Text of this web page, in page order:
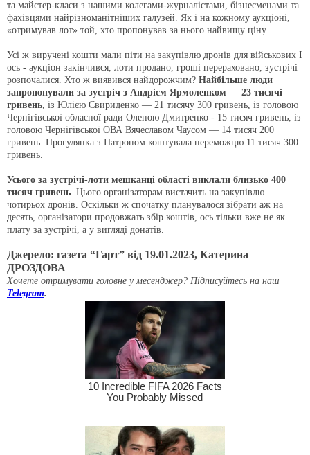
та майстер-класи з нашими колегами-журналістами, бізнесменами та
фахівцями найрізноманітніших галузей. Як і на кожному аукціоні,
«отримував лот» той, хто пропо­нував за нього найвищу ціну.
Усі ж виручені кошти мали піти на заку­півлю дронів для військових І
ось - аукціон закінчився, лоти прода­но, гроші перераховано, зустрі­чі
розпочалися. Хто ж виявився найдорожчим? Найбільше люди
запропонували за зустріч з Андрієм Ярмоленком — 23 тися­чі
гривень , із Юлією Свириденко — 21 тисячу 300 гривень, із головою
Чернігівської обласної ради Оленою Дмитренко - 15 тисяч гривень, із
головою Чер­нігівської ОВА Вячеславом Ча­усом — 14 тисяч 200
гривень. Прогулянка з Патроном кошту­вала переможцю 11 тисяч 300
гривень.
Усього за зустрічі-лоти меш­канці області виклали близько 400
тисяч гривень . Цього орга­нізаторам вистачить на закупів­лю
чотирьох дронів. Оскільки ж спочатку планувалося зібрати аж на
десять, організатори продов­жать збір коштів, ось тільки вже не як
плату за зустрічі, а у вигля­ді донатів.
Джерело: газета “Гарт” від 19.01.2023, Катерина
ДРОЗДОВА
Хочете отримувати головне у месенджер? Підписуйтесь на наш
Telegram.